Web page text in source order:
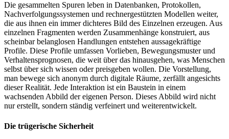
Die gesammelten Spuren leben in Datenbanken, Protokollen,
Nachverfolgungssystemen und rechnergestützten Modellen weiter,
die aus ihnen ein immer dichteres Bild des Einzelnen erzeugen. Aus
einzelnen Fragmenten werden Zusammenhänge konstruiert, aus
scheinbar belanglosen Handlungen entstehen aussagekräftige
Profile. Diese Profile umfassen Vorlieben, Bewegungsmuster und
Verhaltensprognosen, die weit über das hinausgehen, was Menschen
selbst über sich wissen oder preisgeben wollen. Die Vorstellung,
man bewege sich anonym durch digitale Räume, zerfällt angesichts
dieser Realität. Jede Interaktion ist ein Baustein in einem
wachsenden Abbild der eigenen Person. Dieses Abbild wird nicht
nur erstellt, sondern ständig verfeinert und weiterentwickelt.
Die trügerische Sicherheit